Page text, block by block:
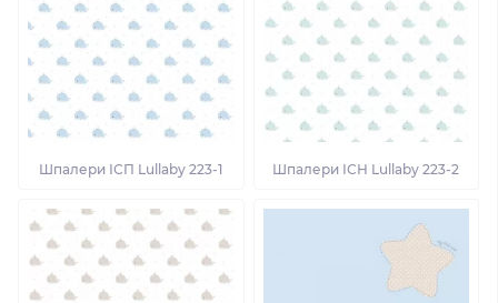
Шпалери ІСП Lullaby 223-1 Шпалери ІСН Lullaby 223-2